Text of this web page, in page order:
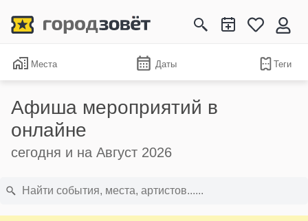
Места Даты Теги
Афиша мероприятий в
онлайне
сегодня и на Август 2026